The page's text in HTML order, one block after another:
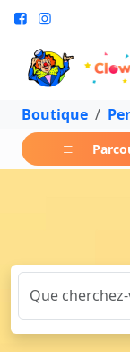
Boutique